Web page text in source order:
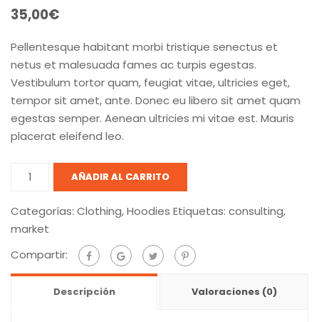
35,00€
Pellentesque habitant morbi tristique senectus et
netus et malesuada fames ac turpis egestas.
Vestibulum tortor quam, feugiat vitae, ultricies eget,
tempor sit amet, ante. Donec eu libero sit amet quam
egestas semper. Aenean ultricies mi vitae est. Mauris
placerat eleifend leo.
The
of
the
cantidad
AÑADIR AL CARRITO
Categorías: Clothing,Hoodies Etiquetas: consulting,
market
Compartir:
Descripción Valoraciones (0)